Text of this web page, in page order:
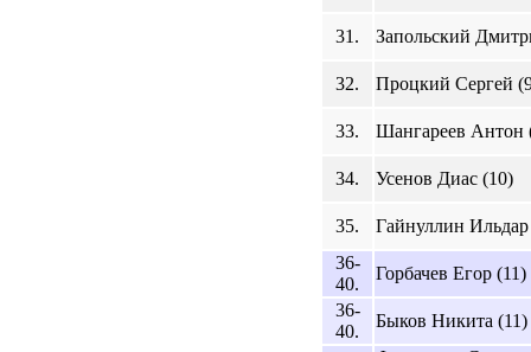
31. Запольский
32. Процкий Сергей
33. Шангареев Антон
34. Усенов Диас (10)
35.
Гайнуллин
36-
40.
Горбачев Егор (11)
36-
40.
Быков Никита (11)